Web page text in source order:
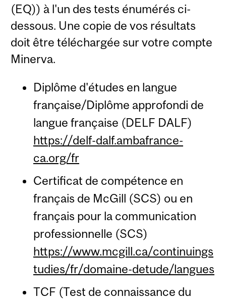
(EQ)) à l'un des tests énumérés ci-
dessous. Une copie de vos résultats
doit être téléchargée sur votre compte
Minerva.
Diplôme d'études en langue
française/Diplôme approfondi de
langue française (DELF DALF)
https://delf-dalf.ambafrance-
ca.org/fr
Certificat de compétence en
français de McGill (SCS) ou en
français pour la communication
professionnelle (SCS)
https://www.mcgill.ca/continuings
tudies/fr/domaine-detude/langues
TCF (Test de connaissance du